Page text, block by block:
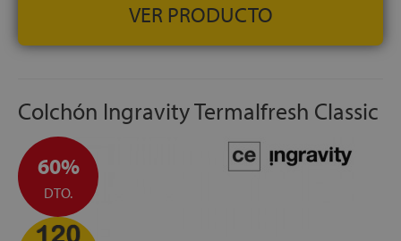
VER PRODUCTO
Colchón Ingravity Termalfresh Classic
60%
DTO.